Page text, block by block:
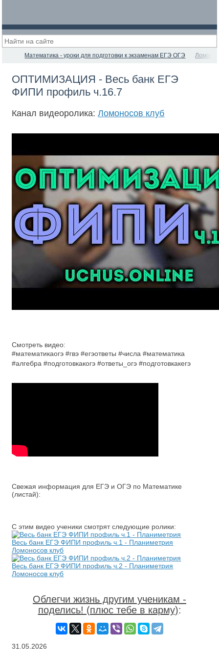
Математика - уроки для подготовки к экзаменам ЕГЭ ОГЭ
ОПТИМИЗАЦИЯ - Весь банк ЕГЭ
ФИПИ профиль ч.16.7
Канал видеоролика:Ломоносов клуб
Смотреть видео:
#математикаогэ #гвэ #егэответы #числа #математика
#алгебра #подготовкакогэ #ответы_огэ #подготовкакегэ
Свежая информация для ЕГЭ и ОГЭ по Математике
(листай):
С этим видео ученики смотрят следующие ролики:
Весь банк ЕГЭ ФИПИ профиль ч.1 - Планиметрия
Ломоносов клуб
Весь банк ЕГЭ ФИПИ профиль ч.2 - Планиметрия
Ломоносов клуб
Облегчи жизнь другим ученикам -
поделись! (плюс тебе в карму):
31.05.2026